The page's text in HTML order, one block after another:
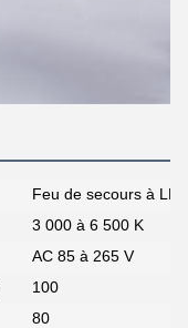
Feu de secours à LED
3 000 à 6 500 K
AC 85 à 265 V
100
80